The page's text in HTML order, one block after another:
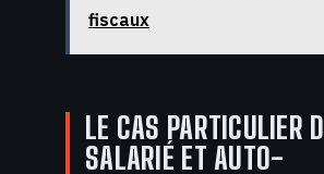
fiscaux
LE CAS PARTICULIER
SALARIÉ ET AUTO-